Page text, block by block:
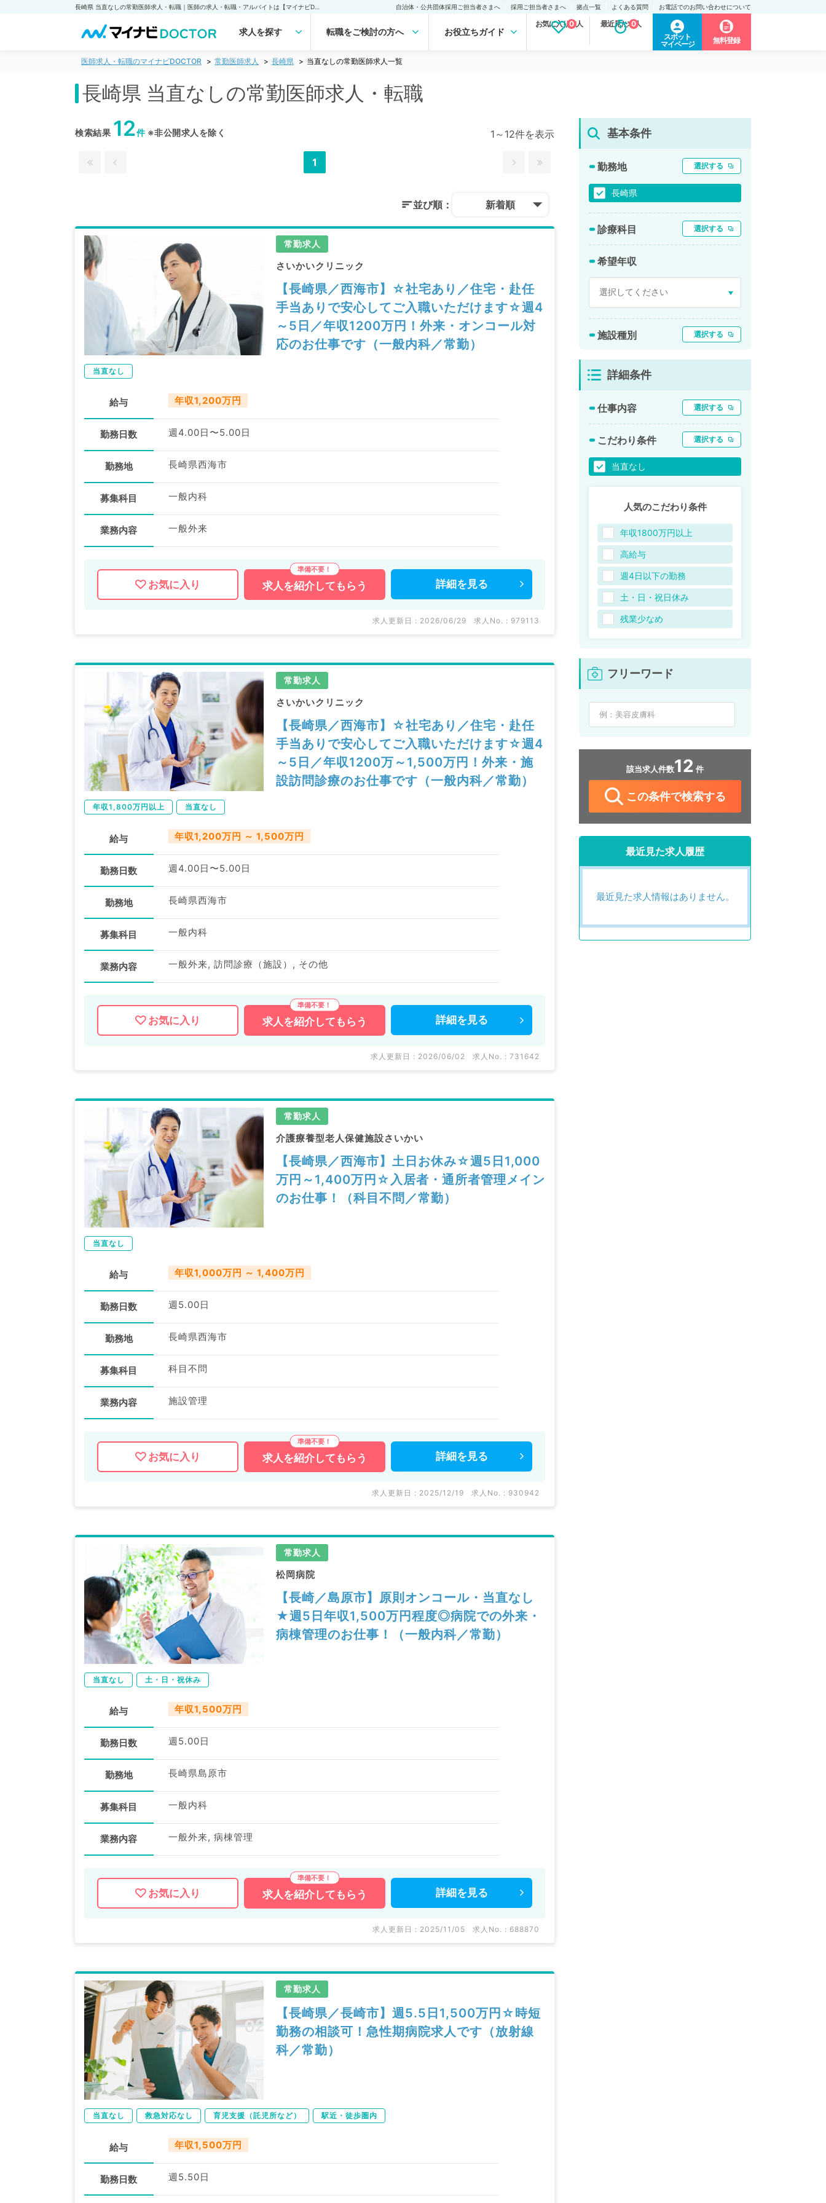
自治体・公共団体採用ご担当者さまへ 採用ご担当者さまへ 拠点一覧 よくある質問 お電話でのお問い合わせについて
求人を探す 転職をご検討の方へ お役立ちガイド
お気に入り求人
0 最近見た求人
0
スポット
マイページ
無料登録
医師求人・転職のマイナビDOCTOR 常勤医師求人 長崎県 当直なしの常勤医師求人一覧
長崎県 当直なしの常勤医師求人・転職
検索結果 12件※非公開求人を除く 1～12件を表示
1
並び順： 新着順
常勤求人
さいかいクリニック
【長崎県／西海市】☆社宅あり／住宅・赴任
手当ありで安心してご入職いただけます☆週4
～5日／年収1200万円！外来・オンコール対
応のお仕事です（一般内科／常勤）
当直なし
給与 年収1,200万円
勤務日数 週4.00日〜5.00日
勤務地 長崎県西海市
募集科目 一般内科
業務内容 一般外来
お気に入り 求人を紹介してもらう 詳細を 見る
求人更新日 : 2026/06/29 求人No. : 979113
常勤求人
さいかいクリニック
【長崎県／西海市】☆社宅あり／住宅・赴任
手当ありで安心してご入職いただけます☆週4
～5日／年収1200万～1,500万円！外来・施
設訪問診療のお仕事です（一般内科／常勤）
年収1,800万円以上 当直なし
給与 年収1,200万円 ～ 1,500万円
勤務日数 週4.00日〜5.00日
勤務地 長崎県西海市
募集科目 一般内科
業務内容 一般外来, 訪問診療（施設）, その他
お気に入り 求人を紹介してもらう 詳細を 見る
求人更新日 : 2026/06/02 求人No. : 731642
常勤求人
介護療養型老人保健施設さいかい
【長崎県／西海市】土日お休み☆週5日1,000
万円～1,400万円☆入居者・通所者管理メイン
のお仕事！（科目不問／常勤）
当直なし
給与 年収1,000万円 ～ 1,400万円
勤務日数 週5.00日
勤務地 長崎県西海市
募集科目 科目不問
業務内容 施設管理
お気に入り 求人を紹介してもらう 詳細を 見る
求人更新日 : 2025/12/19 求人No. : 930942
常勤求人
松岡病院
【長崎／島原市】原則オンコール・当直なし
★週5日年収1,500万円程度◎病院での外来・
病棟管理のお仕事！（一般内科／常勤）
当直なし 土・日・祝休み
給与 年収1,500万円
勤務日数 週5.00日
勤務地 長崎県島原市
募集科目 一般内科
業務内容 一般外来, 病棟管理
お気に入り 求人を紹介してもらう 詳細を 見る
求人更新日 : 2025/11/05 求人No. : 688870
常勤求人
【長崎県／長崎市】週5.5日1,500万円☆時短
勤務の相談可！急性期病院求人です（放射線
科／常勤）
当直なし 救急対応なし 育児支援（託児所など） 駅近・徒歩圏内
給与 年収1,500万円
勤務日数 週5.50日
基本条件
勤務地 選択する
長崎県
診療科目 選択する
希望年収
施設種別 選択する
詳細条件
仕事内容 選択する
こだわり条件 選択する
当直なし
人気のこだわり条件
年収1800万円以上
高給与
週4日以下の勤務
土・日・祝日休み
残業少なめ
フリーワード
該当求人件数12 件
この条件で検索する
最近見た求人履歴
最近見た求人情報はありません。